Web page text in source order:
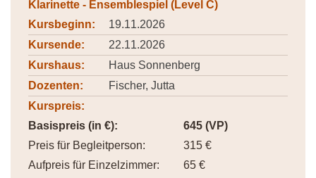
Klarinette - Ensemblespiel (Level C)
Kursbeginn:
19.11.2026
Kursende:
22.11.2026
Kurshaus:
Haus Sonnenberg
Dozenten:
Fischer, Jutta
Kurspreis:
Basispreis (in €):
645 (VP)
Preis für Begleitperson:
315 €
Aufpreis für Einzelzimmer:
65 €